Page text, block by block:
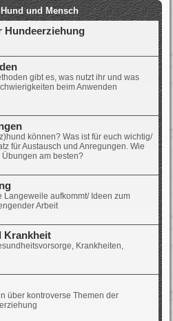
und Mensch
Hundeerziehung
gibt es, was nutzt ihr und was
beim Anwenden
können? Was ist für euch wichtig/
für Austausch und Anregungen. Wie
am besten?
Langeweile aufkommt/ Ideen zum
Arbeit
Krankheit
Krankheiten,
über kontroverse Themen der